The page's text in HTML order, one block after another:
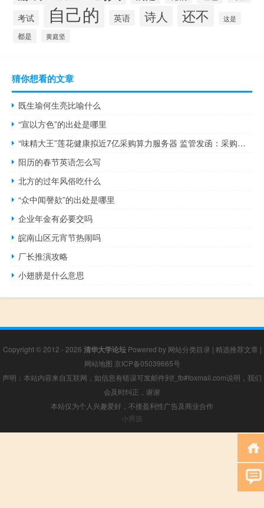
考试 自己的 英语 诗人 还不 这是
都是 黄庭坚
猜你想看的文章
既生瑜何生亮比喻什么
“宣以方色”的出处是哪里
“味精大王”莲花健康拟近7亿采购算力服务器 监管发函：采购金额远超可用资金规模 可行吗
阳历的春节英语怎么写
北方的过年风俗吃什么
“众中闻謦欬”的出处是哪里
企业年金有必要交吗
皖南山区元宵节热闹吗
厂长推演攻略
小翅膀是什么意思
Copyright © 2012 - 2026 清华大学论坛Powered by 网站分类目录 | 精选推荐文章 |
网站地图 京ICP备05039665号
声明：本站内容来自互联网，如信息有错误可发邮件到f_fb#foxmail.com说明，我们
会及时纠正，谢谢
本站仅为个人兴趣爱好，不接盈利性广告及商业合作
小男孩